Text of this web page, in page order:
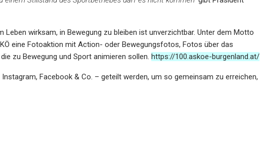
Leben wirksam, in Bewegung zu bleiben ist unverzichtbar. Unter dem Motto
eine Fotoaktion mit Action- oder Bewegungsfotos, Fotos über das
zu Bewegung und Sport animieren sollen. https://100.askoe-burgenland.at/
Facebook & Co. – geteilt werden, um so gemeinsam zu erreichen,